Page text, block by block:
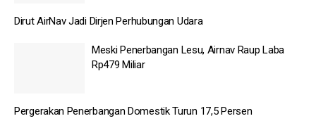
Dirut AirNav Jadi Dirjen Perhubungan Udara
Meski Penerbangan Lesu, Airnav Raup Laba
Rp479 Miliar
Pergerakan Penerbangan Domestik Turun 17,5 Persen